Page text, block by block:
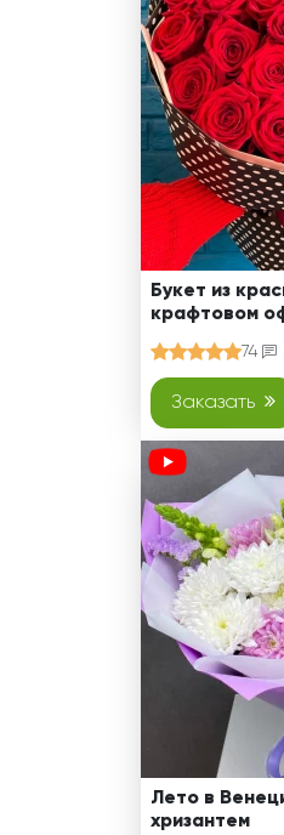
Розы поштучно
5 роз
7 роз
11 роз
15 роз
25 роз
51 роза
101 роза
Розы Гран-При
Корзины с
Кустовые розы
Миксы из роз
Сердца из роз
Букет из
крафтовом
74
Заказать
Лето в
хризантем